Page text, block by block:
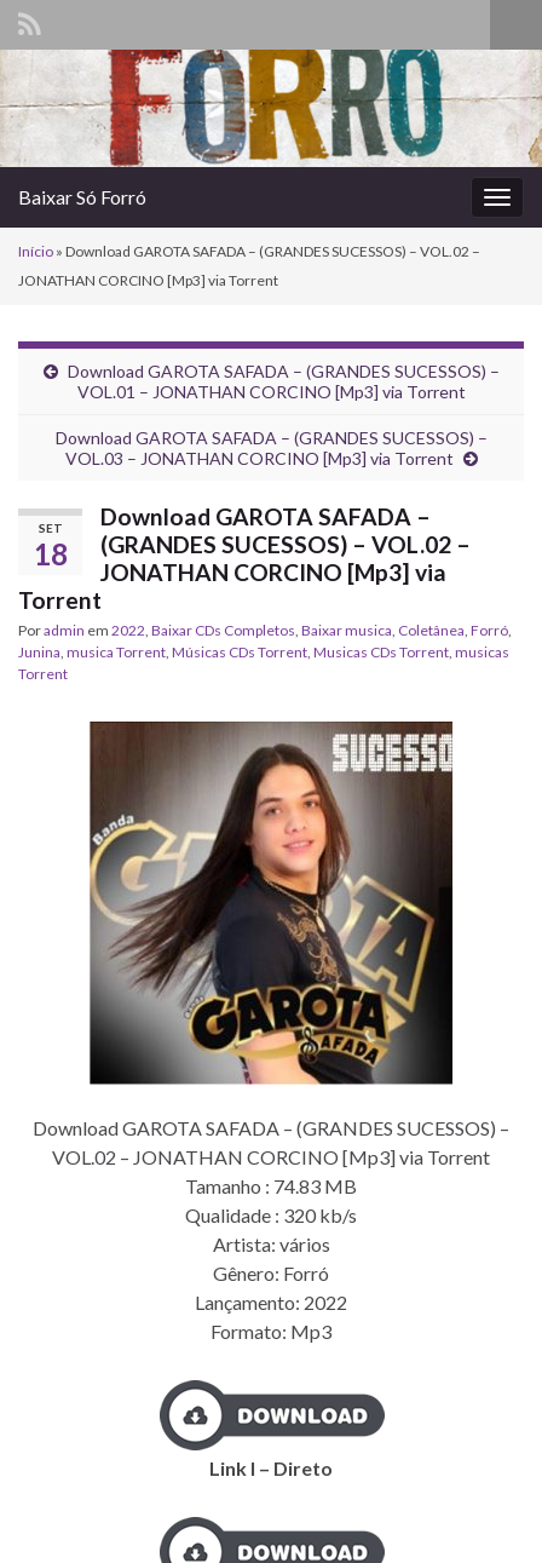
Search for:
Baixar Só Forró
Início » Download GAROTA SAFADA – (GRANDES SUCESSOS) – VOL.02 –
JONATHAN CORCINO [Mp3] via Torrent
Download GAROTA SAFADA – (GRANDES SUCESSOS) –
VOL.01 – JONATHAN CORCINO [Mp3] via Torrent
Download GAROTA SAFADA – (GRANDES SUCESSOS) –
VOL.03 – JONATHAN CORCINO [Mp3] via Torrent
SET
18
Download GAROTA SAFADA –
(GRANDES SUCESSOS) – VOL.02 –
JONATHAN CORCINO [Mp3] via
Torrent
Poradmin em 2022 Baixar CDs Completos Baixar musica Coletânea Forró
Junina musica Torrent ‎Músicas CDs Torrent ‎Musicas CDs Torrent musicas
Torrent
Download GAROTA SAFADA – (GRANDES SUCESSOS) –
VOL.02 – JONATHAN CORCINO [Mp3] via Torrent
Tamanho : 74.83 MB
Qualidade : 320 kb/s
Artista: vários
Gênero: Forró
Lançamento: 2022
Formato: Mp3
Link I – Direto